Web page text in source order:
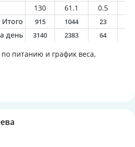
130 61.1 0.5
Итого
915 1044 23
день 3140 2383 64
питанию и график веса,